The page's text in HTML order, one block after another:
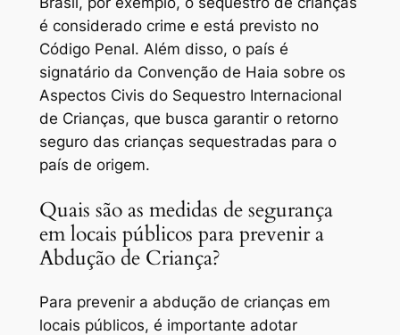
é considerado crime e está previsto no
Código Penal. Além disso, o país é
signatário da Convenção de Haia sobre os
Aspectos Civis do Sequestro Internacional
de Crianças, que busca garantir o retorno
seguro das crianças sequestradas para o
país de origem.
Quais são as medidas de segurança
em locais públicos para prevenir a
Abdução de Criança?
Para prevenir a abdução de crianças em
locais públicos, é importante adotar